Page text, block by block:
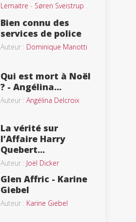
Lemaitre - Søren Sveistrup
Bien connu des
services de police
Auteur : Dominique Manotti
Qui est mort à Noël
? - Angélina...
Auteur : Angélina Delcroix
La vérité sur
l’Affaire Harry
Quebert...
Auteur : Joël Dicker
Glen Affric - Karine
Giebel
Auteur : Karine Giebel